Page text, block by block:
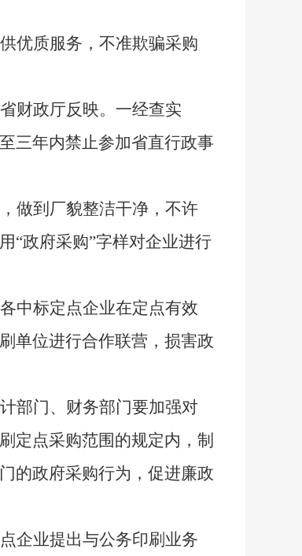
优质服务，不准欺骗采购
财政厅反映。 一经查实
三年内禁止参加省直行政事
做到厂貌整洁干净，不许
“政府采购”字样对企业进行
中标定点企业在定点有效
单位进行合作联营，损害政
部门、财务部门要加强对
定点采购范围的规定内，制
的政府采购行为，促进廉政
企业提出与公务印刷业务